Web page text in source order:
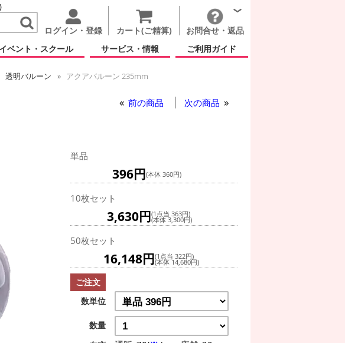
ログイン・登録 カート(ご精算)
お問合せ・返品
イベント・スクール サービス・情報 ご利用ガイド
透明バルーン
アクアバルーン 235mm
前の商品 次の商品
単品
396円(本体 360円)
10枚セット
3,630円(1点当 363円)
(本体 3,300円)
50枚セット
16,148円(1点当 322円)
(本体 14,680円)
ご注文
数単位
数量